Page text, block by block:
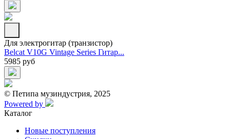
Для электрогитар (транзистор)
Belcat V10G Vintage Series Гитар...
5985 руб
© Петипа музиндустрия, 2025
Powered by
Каталог
Новые поступления